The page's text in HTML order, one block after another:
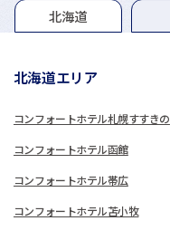
グループホテル一覧
北海道
北海道エリア
コンフォートホテル札幌すすきの
コンフォートホテル函館
コンフォートホテル帯広
コンフォートホテル苫小牧